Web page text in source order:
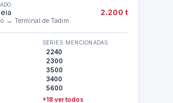
2.200 t
→ Terminal de Tadim
SÉRIES MENCIONADAS
2240
2300
3500
3400
5600
+18 ver todos